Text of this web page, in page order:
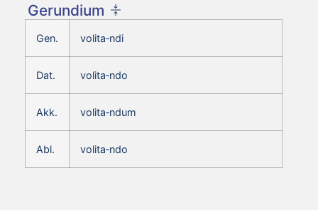
Gerundium
Gen. volita‑ndi
Dat. volita‑ndo
Akk. volita‑ndum
Abl. volita‑ndo